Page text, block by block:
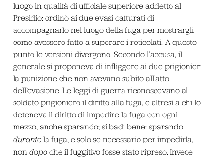
luogo in qualità di ufficiale superiore addetto al
Presidio: ordinò ai due evasi catturati di
accompagnarlo nel luogo della fuga per mostrargli
come avessero fatto a superare i reticolati. A questo
punto le versioni divergono. Secondo l’accusa, il
generale si proponeva di infliggere ai due prigionieri
la punizione che non avevano subito all’atto
dell’evasione. Le leggi di guerra riconoscevano al
soldato prigioniero il diritto alla fuga, e altresì a chi lo
deteneva il diritto di impedire la fuga con ogni
mezzo, anche sparando; si badi bene: sparando
durantela fuga, e solo se necessario per impedirla,
non dopoche il fuggitivo fosse stato ripreso. Invece